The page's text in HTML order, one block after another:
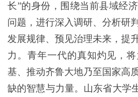
长”的身份，围绕当前县域经
问题，进行深入调研、分析研
发展规律、预见治理未来，提
力。青年一代的真知灼见，
基、推动齐鲁大地乃至国家高
缺的智慧与力量。山东省大学